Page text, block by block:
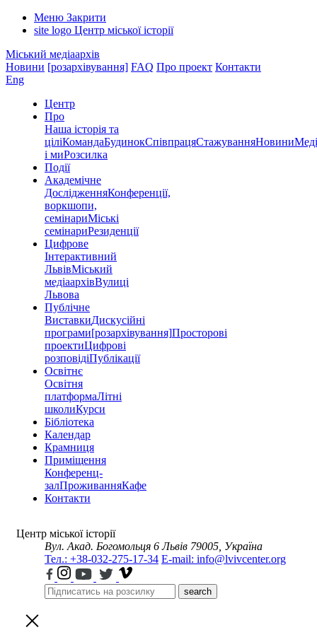
Меню Закрити
site logo Центр міської історії
Міський медіаархів
Новини [розархівування] FAQ Про проект Контакти
Eng
Центр
Про
Наша історія та
ціліКомандаБудинокСпівпрацяСтажуванняНовини
і миРозсилка
Події
Академічне
ДослідженняКонференції,
воркшопи,
семінариМіські
семінариРезиденції
Цифрове
Інтерактивний
ЛьвівМіський
медіаархівВулиці
Львова
Публічне
ВиставкиДискусійні
програми[розархівування]Просторові
проектиЦифрові
розповідіПублікації
Освітнє
Освітня
платформаЛітні
школиКурси
Бібліотека
Календар
Крамниця
Приміщення
Конференц-
залПроживанняКафе
Контакти
Центр міської історії
Вул. Акад. Богомольця 6 Львів 79005, Україна
Тел.: +38-032-275-17-34 E-mail: info@lvivcenter.org
search